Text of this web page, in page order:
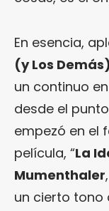
En esencia,
(y Los Demás)
un continuo
desde el
empezó en el
película, “La
Mumenthaler
un cierto tono